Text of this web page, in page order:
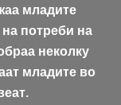
младите
потреби на
неколку
младите во